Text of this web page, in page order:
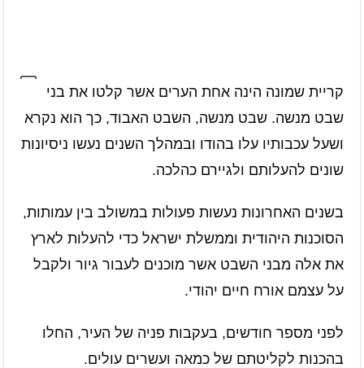
קריית שמונה הינה אחת הערים אשר קלטו את בני
שבט מנשה. שבט מנשה, השבט האבוד, כך הוא נקרא
ושעל עכבותיו עלו בהודו ובמהלך השנים נעשו ניסיונות
שונים להעלותם ולגיירם כהלכה.
בשנים האחרונות נעשות פעולות במשולב בין עמותות,
הסוכנות היהודית וממשלת ישראל כדי להעלות לארץ
את אלה מבני השבט אשר מוכנים לעבור גיור ולקבל
על עצמם אורח חיים יהודי.
לפני מספר חודשים, בעקבות פניה של העיר, החלו
בהכנות לקליטתם של כמאה ועשרים עולים.